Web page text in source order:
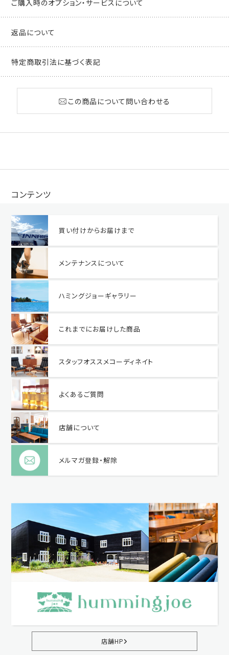
ご購入時のオプション・サービスについて
返品について
特定商取引法に基づく表記
この商品について問い合わせる
コンテンツ
買い付けからお届けまで
メンテナンスについて
ハミングジョーギャラリー
これまでにお届けした商品
スタッフオススメコーディネイト
よくあるご質問
店舗について
メルマガ登録・解除
店舗HP